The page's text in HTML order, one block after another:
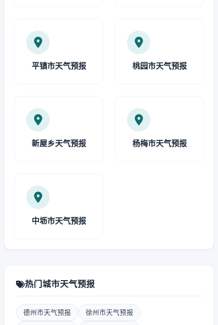
平镇市天气预报 桃园市天气预报
新屋乡天气预报 杨梅市天气预报
中坜市天气预报
热门城市天气预报
德州市天气预报 徐州市天气预报